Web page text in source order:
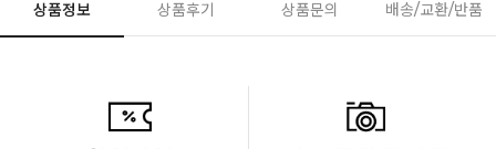
상품정보 상품후기 상품문의 배송/교환/반품